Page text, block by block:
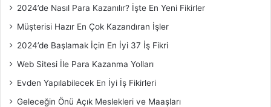
2024’de Nasıl Para Kazanılır? İşte En Yeni Fikirler
Müşterisi Hazır En Çok Kazandıran İşler
2024’de Başlamak İçin En İyi 37 İş Fikri
Web Sitesi İle Para Kazanma Yolları
Evden Yapılabilecek En İyi İş Fikirleri
Geleceğin Önü Açık Meslekleri ve Maaşları